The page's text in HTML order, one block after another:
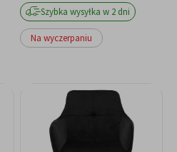
Szybka wysyłka w 2 dni
Na wyczerpaniu